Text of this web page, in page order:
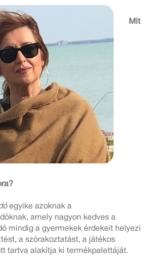
Mit
egyike azoknak a
amely nagyon kedves a
mindig a gyermekek érdekeit helyezi
a szórakoztatást, a játékos
tartva alakítja ki termékpalettáját.